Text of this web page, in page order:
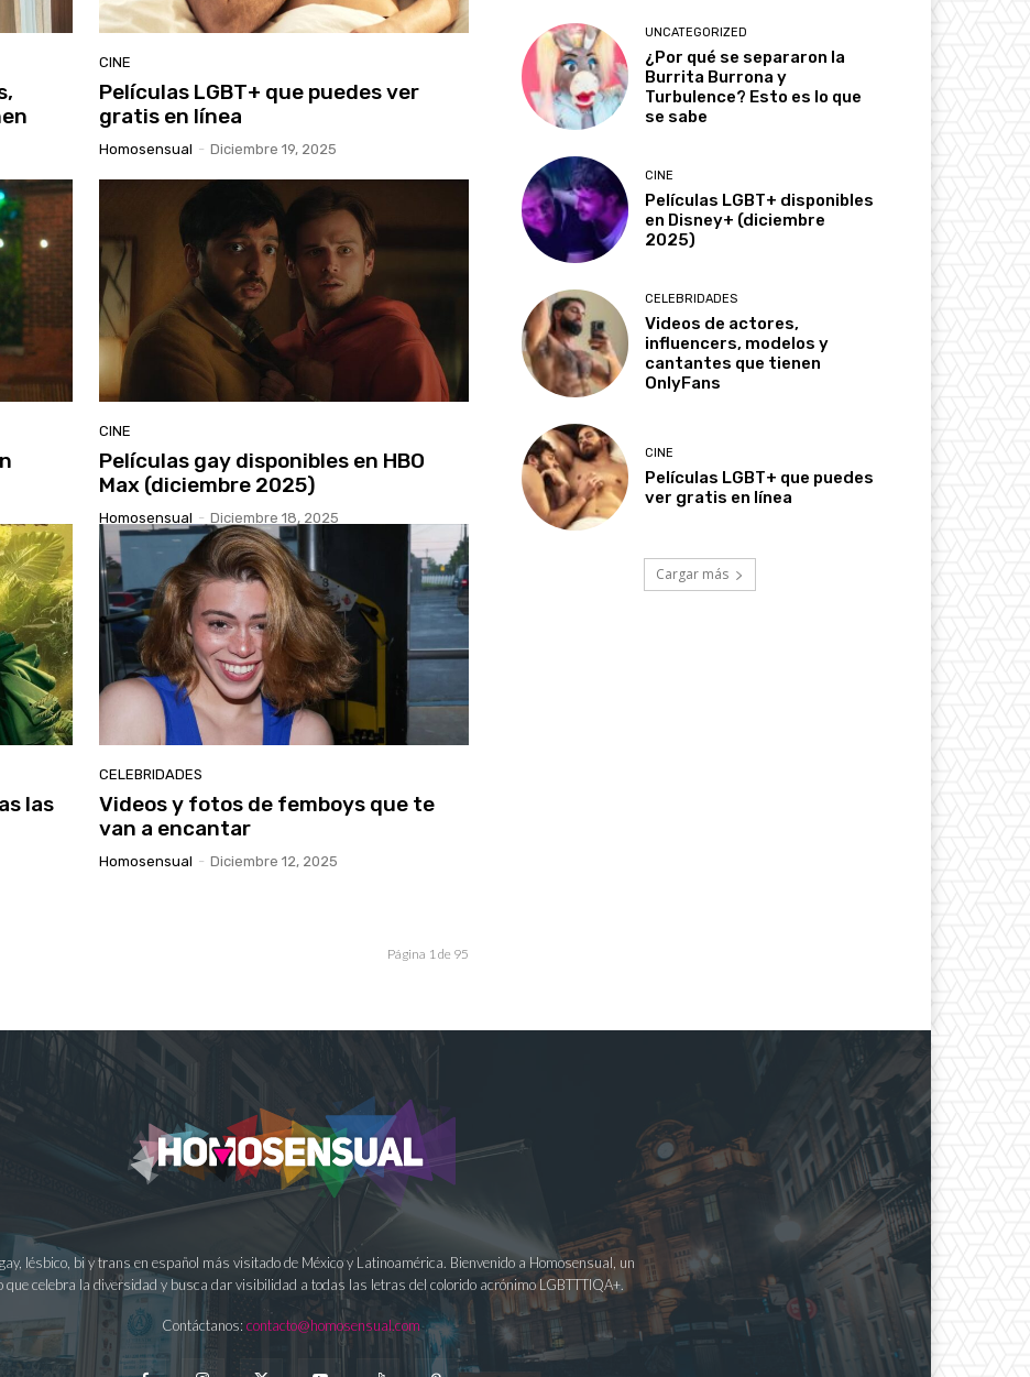
CINE
Películas LGBT+ que puedes ver
gratis en línea
Homosensual - Diciembre 19, 2025
CINE
Películas gay disponibles en HBO
Max (diciembre 2025)
Homosensual - Diciembre 18, 2025
las
CELEBRIDADES
Videos y fotos de femboys que te
van a encantar
Homosensual - Diciembre 12, 2025
Página 1 de 95
UNCATEGORIZED
¿Por qué se separaron la
Burrita Burrona y
Turbulence? Esto es lo que
se sabe
CINE
Películas LGBT+ disponibles
en Disney+ (diciembre
2025)
CELEBRIDADES
Videos de actores,
influencers, modelos y
cantantes que tienen
OnlyFans
CINE
Películas LGBT+ que puedes
ver gratis en línea
Cargar más
lésbico, bi y trans en español más visitado de México y Latinoamérica. Bienvenido a Homosensual, un
que celebra la diversidad y busca dar visibilidad a todas las letras del colorido acrónimo LGBTTTIQA+.
Contáctanos: contacto@homosensual.com